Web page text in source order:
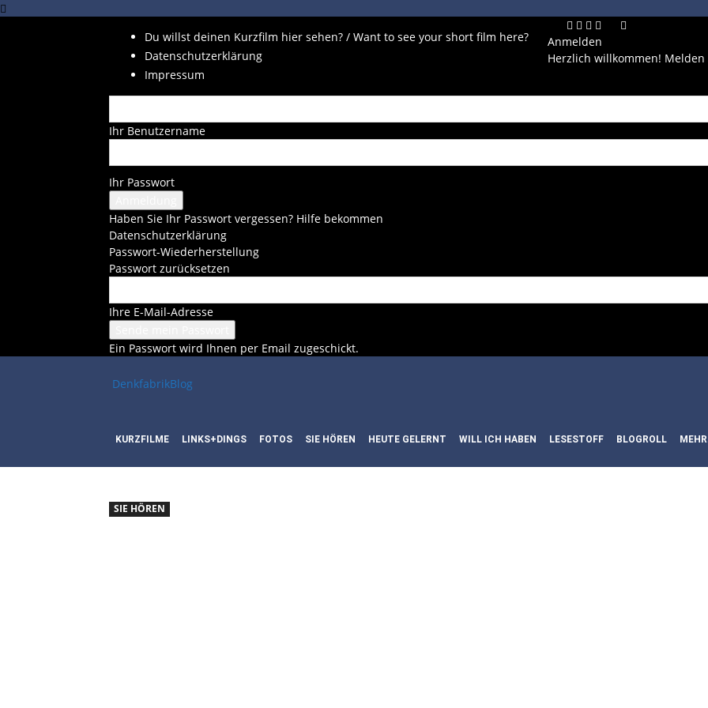
Du willst deinen Kurzfilm hier sehen? / Want to see your short film here?
Datenschutzerklärung
Impressum
Anmelden
Herzlich willkommen! Melden
Ihr Benutzername
Ihr Passwort
Haben Sie Ihr Passwort vergessen? Hilfe bekommen
Datenschutzerklärung
Passwort-Wiederherstellung
Passwort zurücksetzen
Ihre E-Mail-Adresse
Ein Passwort wird Ihnen per Email zugeschickt.
DenkfabrikBlog
KURZFILME LINKS+DINGS FOTOS SIE HÖREN HEUTE GELERNT WILL ICH HABEN LESESTOFF BLOGROLL
SIE HÖREN